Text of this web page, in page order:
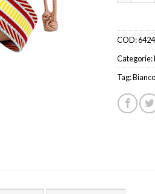
COD:6424
Categorie:
Tag:Bianco